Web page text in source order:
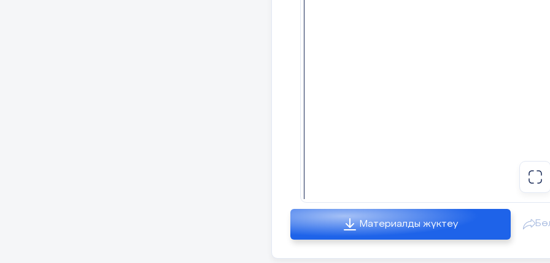
кіріспе бөлімде автор
«Автор орындығы». Үздік
Сабақтың соңы Рефлексия.
МЕН тұқымын шаштым....
Материалды жүктеу